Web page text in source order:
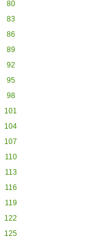
80
83
86
89
92
95
98
101
104
107
110
113
116
119
122
125